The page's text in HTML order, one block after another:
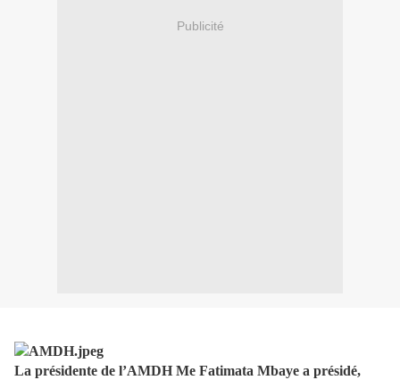
Publicité
La présidente de l’AMDH Me Fatimata Mbaye a présidé,